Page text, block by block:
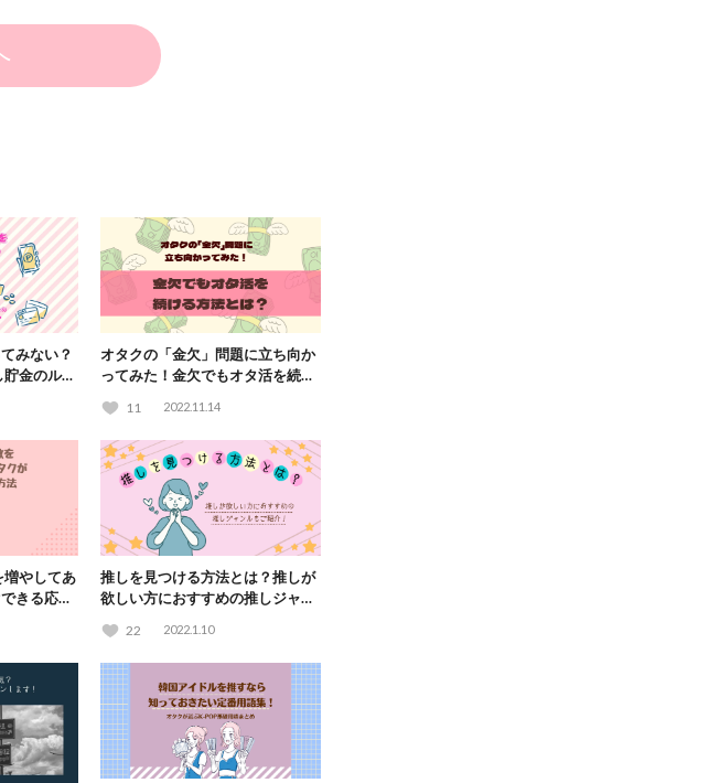
みない？
金のルー
オタクの「金欠」問題に立ち向か
ってみた！金欠でもオタ活を続け
11 2022.11.14
やしてあ
きる応援
推しを見つける方法とは？推しが
欲しい方におすすめの推しジャン
22 2022.1.10